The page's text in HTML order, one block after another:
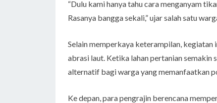
“Dulu kami hanya tahu cara menganyam
Rasanya bangga sekali,” ujar salah satu
Selain memperkaya keterampilan,
abrasi laut. Ketika lahan pertanian
alternatif bagi warga yang memanfaatkan
Ke depan, para pengrajin berencana